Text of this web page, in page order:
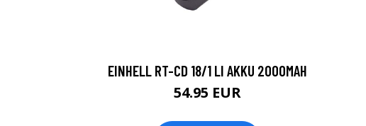
EINHELL RT-CD 18/1 LI AKKU 2000MAH
54.95 EUR